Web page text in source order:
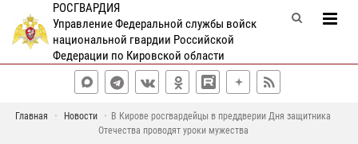
РОСГВАРДИЯ
Управление Федеральной службы войск
национальной гвардии Российской
Федерации по Кировской области
Главная Новости
В Кирове росгвардейцы в преддверии Дня защитника
Отечества проводят уроки мужества